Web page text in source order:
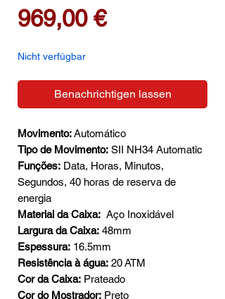
969,00 €Preis
Nicht verfügbar
Benachrichtigen lassen
Movimento:Automático
Tipo de Movimento: SII NH34 Automatic
Funções: Data, Horas, Minutos,
Segundos, 40 horas de reserva de
energia
Material da Caixa: Aço Inoxidável
Largura da Caixa: 48mm
Espessura: 16.5mm
Resistência à água: 20 ATM
Cor da Caixa: Prateado
Cor do Mostrador: Preto